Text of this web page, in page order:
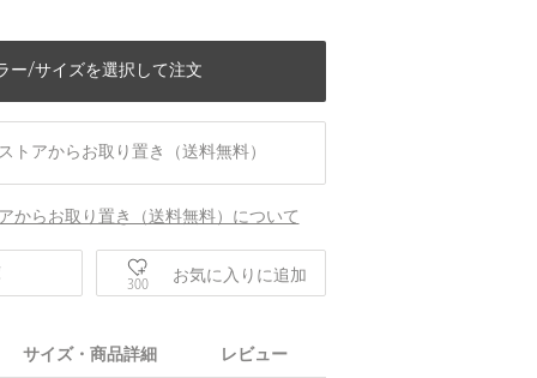
ー/サイズを選択して注文
トアからお取り置き（送料無料）
からお取り置き（送料無料）について
300 お気に入りに追加
サイズ・商品詳細 レビュー